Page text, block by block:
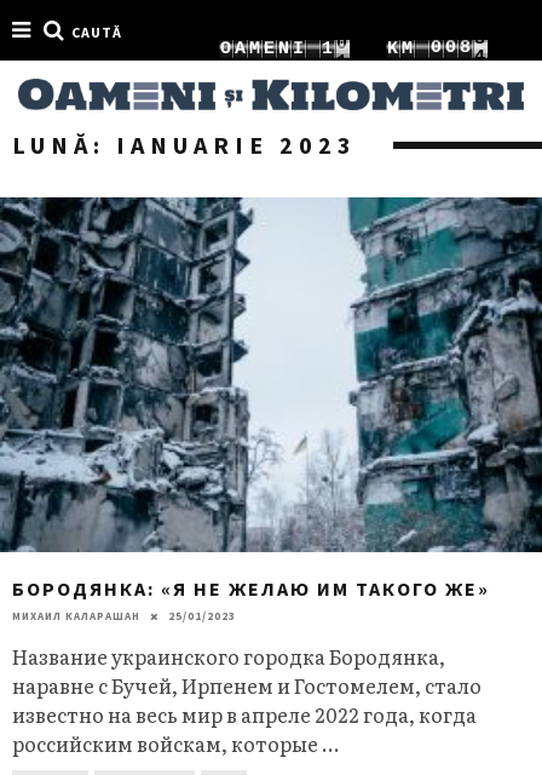
CAUTĂ
OAMENI
2
1
2
1 KM
0
1
0
10
92
3
LUNĂ: IANUARIE 2023
БОРОДЯНКА: «Я НЕ ЖЕЛАЮ ИМ ТАКОГО ЖЕ»
МИХАИЛ КАЛАРАШАН 25/01/2023
Название украинского городка Бородянка,
наравне с Бучей, Ирпенем и Гостомелем, стало
известно на весь мир в апреле 2022 года, когда
российским войскам, которые ...